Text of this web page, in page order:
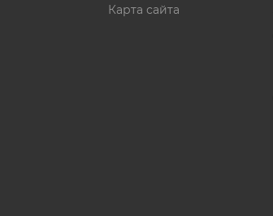
Карта сайта